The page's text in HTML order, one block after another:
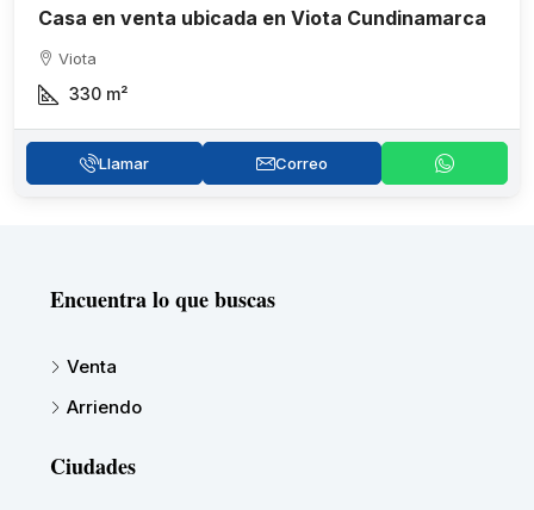
Casa en venta ubicada en Viota Cundinamarca
Viota
330 m²
Llamar Correo
Encuentra lo que buscas
Venta
Arriendo
Ciudades